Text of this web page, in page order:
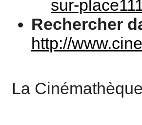
sur-
Rechercher
http://
La